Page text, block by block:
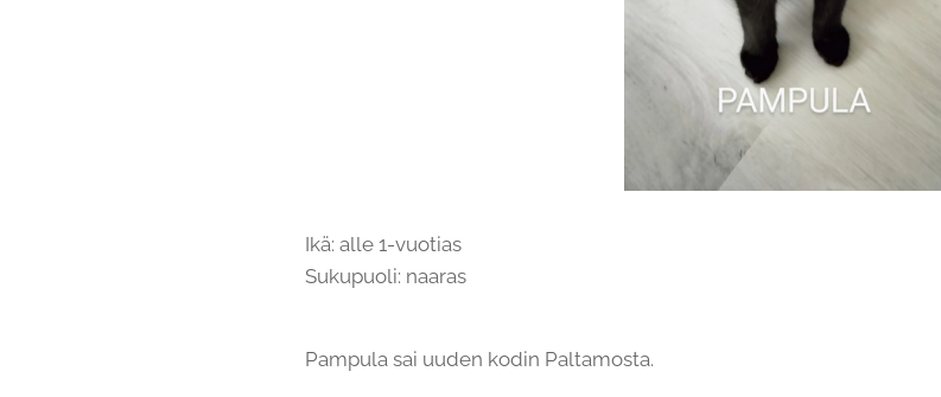
Ikä: alle 1-vuotias
Sukupuoli: naaras
Pampula sai uuden kodin Paltamosta.